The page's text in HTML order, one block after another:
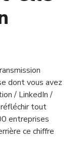
dont vous avez
/ LinkedIn /
tout
entreprises
ce chiffre